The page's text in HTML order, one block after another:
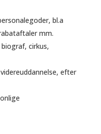
bl.a
mm.
cirkus,
efter